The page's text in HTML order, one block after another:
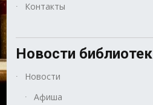
Контакты
Новости библиотек
Новости
Афиша